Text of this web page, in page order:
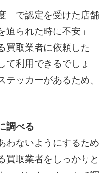
」で認定を受けた店舗
られた時に不安」
買取業者に依頼した
て利用できるでしょ
テッカーがあるため、
調べる
わないようにするため
買取業者をしっかりと